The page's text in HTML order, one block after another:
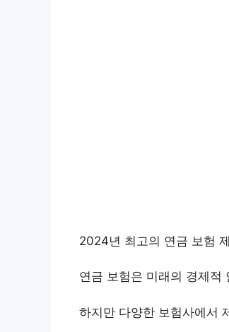
2024년 최고의 연금 보험
연금 보험은 미래의 경제적
하지만 다양한 보험사에서